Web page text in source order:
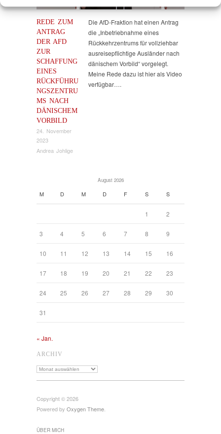
REDE ZUM
ANTRAG
DER AFD
ZUR
SCHAFFUNG
EINES
RÜCKFÜHRU
NGSZENTRU
MS NACH
DÄNISCHEM
VORBILD
24. November
2023
Andrea Johlige
Die AfD-Fraktion hat einen Antrag
die „Inbetriebnahme eines
Rückkehrzentrums für vollziehbar
ausreisepflichtige Ausländer nach
dänischem Vorbild“ vorgelegt.
Meine Rede dazu ist hier als Video
verfügbar….
August 2026
M D M D F S S
1 2
3 4 5 6 7 8 9
10 11 12 13 14 15 16
17 18 19 20 21 22 23
24 25 26 27 28 29 30
31
« Jan.
ARCHIV
Archiv
Copyright © 2026
Powered by Oxygen Theme.
ÜBER MICH